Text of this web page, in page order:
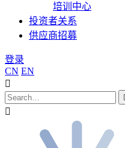
培训中心
投资者关系
供应商招募
登录
CN EN